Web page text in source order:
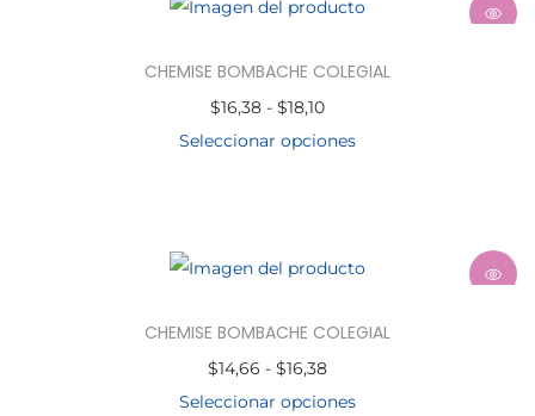
CHEMISE BOMBACHE COLEGIAL
$16,38 - $18,10
Seleccionar opciones
CHEMISE BOMBACHE COLEGIAL
$14,66 - $16,38
Seleccionar opciones